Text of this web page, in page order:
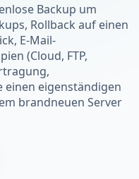
Backup um
Rollback auf einen
E-Mail-
(Cloud, FTP,
einen eigenständigen
brandneuen Server